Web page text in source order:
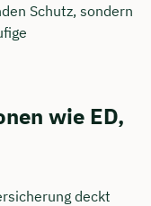
Schutz, sondern
wie ED,
deckt